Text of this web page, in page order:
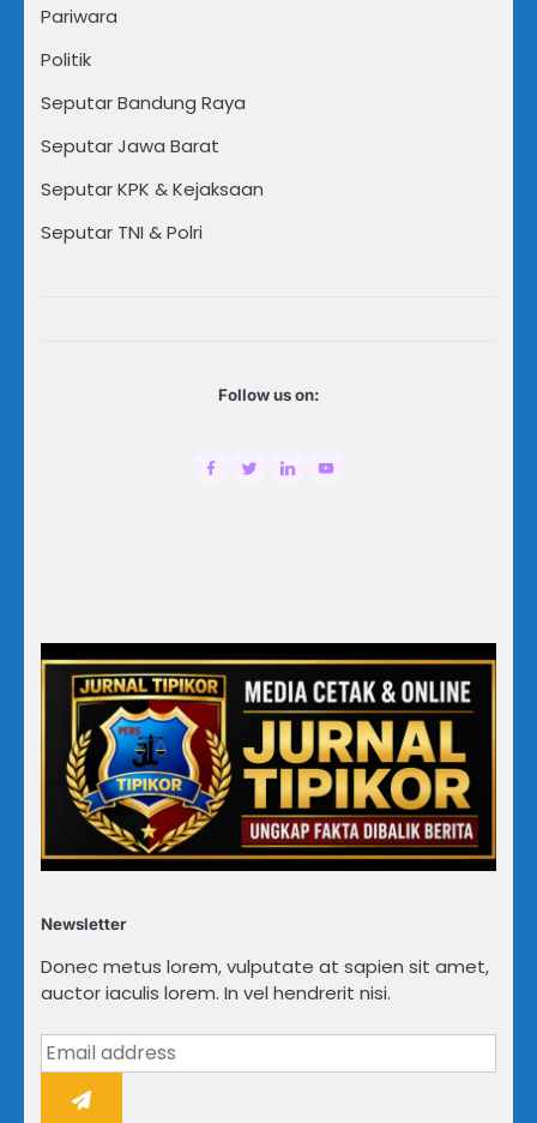
Pariwara
Politik
Seputar Bandung Raya
Seputar Jawa Barat
Seputar KPK & Kejaksaan
Seputar TNI & Polri
Follow us on:
Newsletter
Donec metus lorem, vulputate at sapien sit amet,
auctor iaculis lorem. In vel hendrerit nisi.